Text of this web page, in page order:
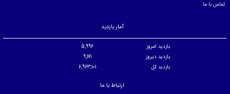
تماس با ما
آمار بازدید
بازدید امروز
5,996
بازدید دیروز
9,171
بازدید کل
6,963,101
ارتباط با ما